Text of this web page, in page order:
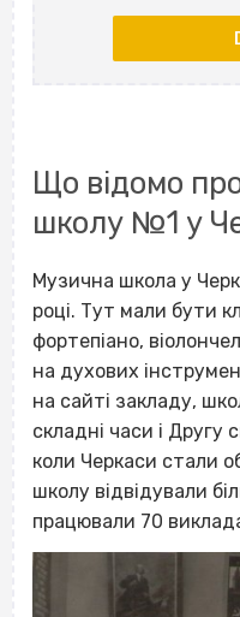
Що відомо
школу №1 у
Музична школа у
році. Тут мали бути
фортепіано,
на духових
на сайті закладу,
складні часи і Другу
коли Черкаси стали
школу відвідували
працювали 70